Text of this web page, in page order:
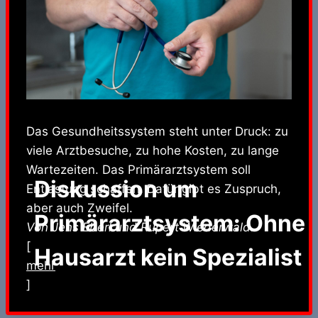
Diskussion um
Primärarztsystem: Ohne
Hausarzt kein Spezialist
Das Gesundheitssystem steht unter Druck: zu
viele Arztbesuche, zu hohe Kosten, zu lange
Wartezeiten. Das Primärarztsystem soll
Entlastung schaffen. Dafür gibt es Zuspruch,
aber auch Zweifel.
Von Jens Eberl und Rupert Wiederwald.
[
mehr
]